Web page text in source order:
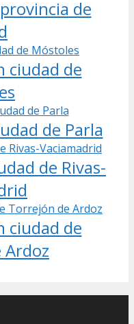
de
ciudad de
de Parla
de Rivas-
ciudad de